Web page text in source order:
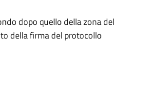
dopo quello della zona del
della firma del protocollo